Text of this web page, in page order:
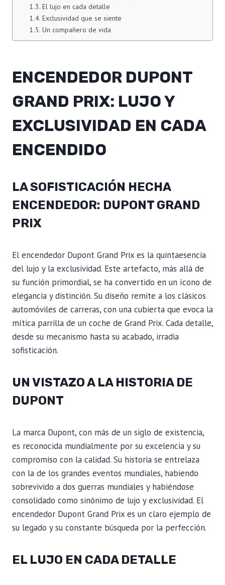
El lujo en cada detalle
Exclusividad que se siente
Un compañero de vida
ENCENDEDOR DUPONT
GRAND PRIX: LUJO Y
EXCLUSIVIDAD EN CADA
ENCENDIDO
LA SOFISTICACIÓN HECHA
ENCENDEDOR: DUPONT GRAND
PRIX
El encendedor Dupont Grand Prix es la quintaesencia
del lujo y la exclusividad. Este artefacto, más allá de
su función primordial, se ha convertido en un ícono de
elegancia y distinción. Su diseño remite a los clásicos
automóviles de carreras, con una cubierta que evoca la
mítica parrilla de un coche de Grand Prix. Cada detalle,
desde su mecanismo hasta su acabado, irradia
sofisticación.
UN VISTAZO A LA HISTORIA DE
DUPONT
La marca Dupont, con más de un siglo de existencia,
es reconocida mundialmente por su excelencia y su
compromiso con la calidad. Su historia se entrelaza
con la de los grandes eventos mundiales, habiendo
sobrevivido a dos guerras mundiales y habiéndose
consolidado como sinónimo de lujo y exclusividad. El
encendedor Dupont Grand Prix es un claro ejemplo de
su legado y su constante búsqueda por la perfección.
EL LUJO EN CADA DETALLE